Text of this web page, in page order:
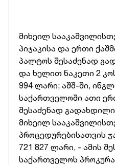
მიხეილ
პიჯაკისა და ერთი
პალტოს შესაძენად
და ხელით ნაკეთი 2
994 ლარი; აშშ-ში,
საქართველოში ათი
შესაძენად
მიხეილ
პროცედურებისათვის
721 827 ლარი, - ამის
საქართველოს